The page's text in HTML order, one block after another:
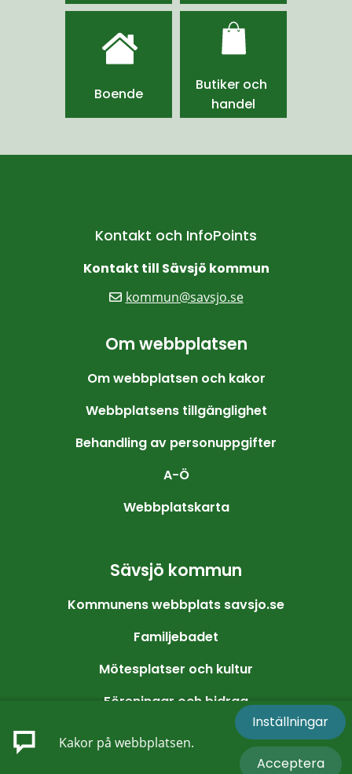
Boende
Butiker och
handel
Kontakt och InfoPoints
Kontakt till Sävsjö kommun
kommun@savsjo.se
Om webbplatsen
Om webbplatsen och kakor
Webbplatsens tillgänglighet
Behandling av personuppgifter
A-Ö
Webbplatskarta
Sävsjö kommun
Kommunens webbplats savsjo.se
Familjebadet
Mötesplatser och kultur
Föreningar och bidrag
Friluftsliv och motion
Kakor på webbplatsen.
Inställningar
Acceptera